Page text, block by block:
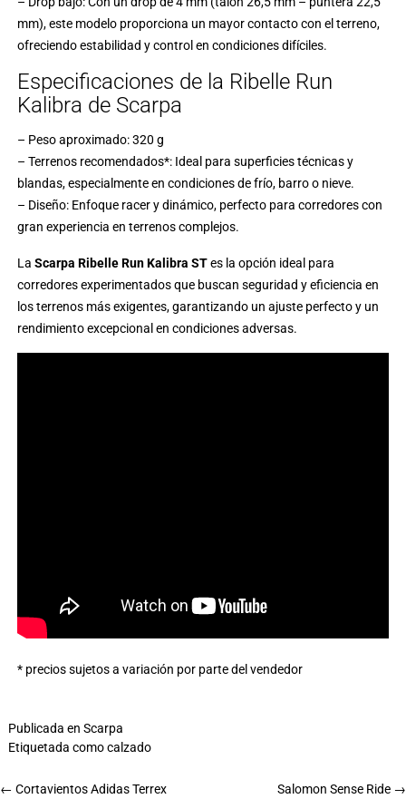
mm), este modelo proporciona un mayor contacto con el terreno,
ofreciendo estabilidad y control en condiciones difíciles.
Especificaciones de la Ribelle Run
Kalibra de Scarpa
– Peso aproximado: 320 g
– Terrenos recomendados*: Ideal para superficies técnicas y
blandas, especialmente en condiciones de frío, barro o nieve.
– Diseño: Enfoque racer y dinámico, perfecto para corredores con
gran experiencia en terrenos complejos.
La Scarpa Ribelle Run Kalibra STes la opción ideal para
corredores experimentados que buscan seguridad y eficiencia en
los terrenos más exigentes, garantizando un ajuste perfecto y un
rendimiento excepcional en condiciones adversas.
* precios sujetos a variación por parte del vendedor
Publicada en Scarpa
Etiquetada comocalzado
Salomon Sense Ride →
← Cortavientos Adidas Terrex